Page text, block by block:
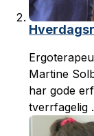
Martine
har gode
tverrfagelig